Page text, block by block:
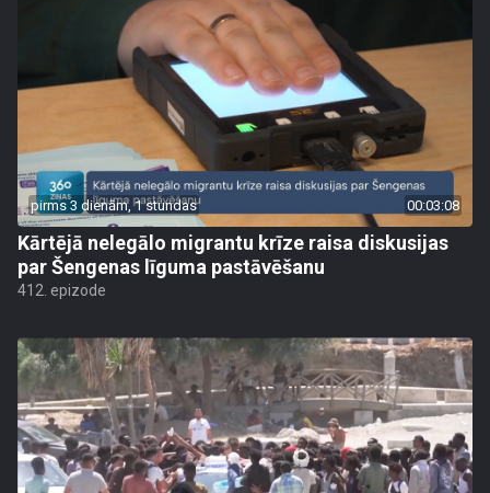
pirms 3 dienām, 1 stundas 00:03:08
Kārtējā nelegālo migrantu krīze raisa diskusijas
par Šengenas līguma pastāvēšanu
412. epizode